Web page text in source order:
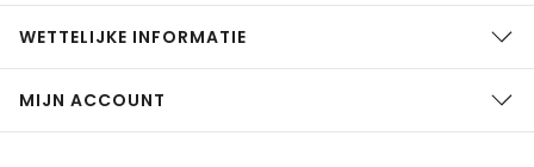
WETTELIJKE INFORMATIE
MIJN ACCOUNT